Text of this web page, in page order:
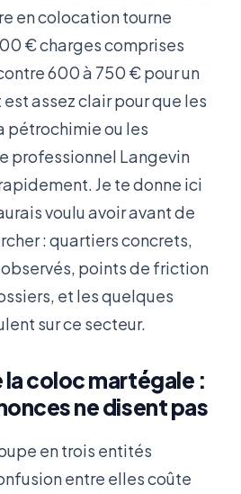
en colocation tourne
€ charges comprises
600 à 750 € pour un
assez clair pour que les
pétrochimie ou les
professionnel Langevin
Je te donne ici
voulu avoir avant de
: quartiers concrets,
points de friction
et les quelques
sur ce secteur.
la coloc martégale :
ne disent pas
en trois entités
entre elles coûte